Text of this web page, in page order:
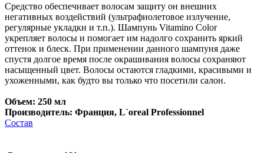
Средство обеспечивает волосам защиту он внешних
негативных воздействий (ультрафиолетовое излучение,
регулярные укладки и т.п.). Шампунь Vitamino Color
укрепляет волосы и помогает им надолго сохранить яркий
оттенок и блеск. При применении данного шампуня даже
спустя долгое время после окрашивания волосы сохраняют
насыщенный цвет. Волосы остаются гладкими, красивыми и
ухоженными, как будто вы только что посетили салон.
Объем: 250 мл
Производитель: Франция, L`oreal Professionnel
Состав